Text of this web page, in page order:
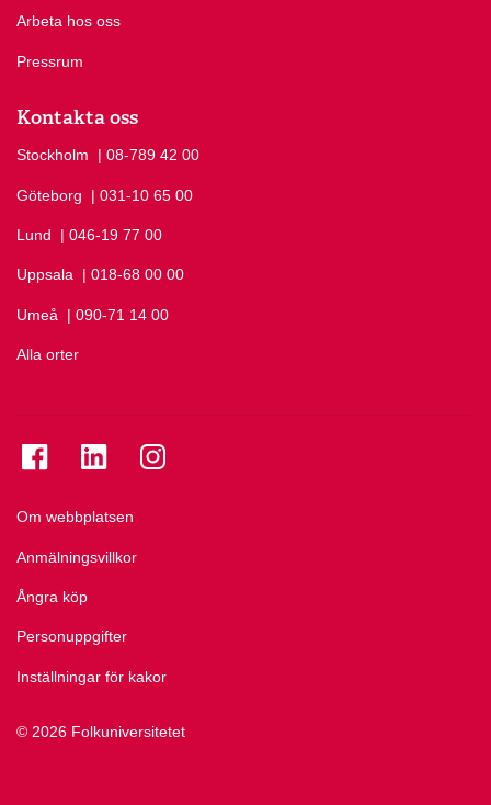
Arbeta hos oss
Pressrum
Kontakta oss
Stockholm Ring Stockholm på
| 08-789 42 00
Göteborg Ring Göteborg på
| 031-10 65 00
Lund Ring Lund på
| 046-19 77 00
Uppsala Ring Uppsala på
| 018-68 00 00
Umeå Ring Umeå på
| 090-71 14 00
Alla orter
© 2026 Folkuniversitetet
Om webbplatsen
Anmälningsvillkor
Ångra köp
Personuppgifter
Inställningar för kakor
Se folkuniversitetet på Facebook
Se folkuniversitetet på LinkedIn